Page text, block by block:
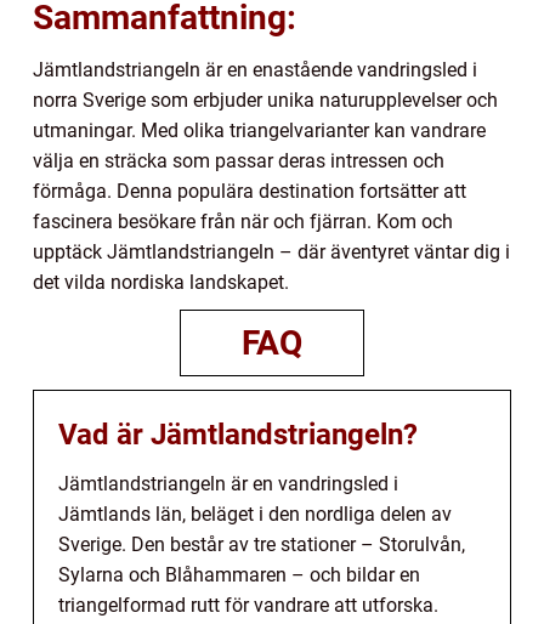
Sammanfattning:
Jämtlandstriangeln är en enastående vandringsled i
norra Sverige som erbjuder unika naturupplevelser och
utmaningar. Med olika triangelvarianter kan vandrare
välja en sträcka som passar deras intressen och
förmåga. Denna populära destination fortsätter att
fascinera besökare från när och fjärran. Kom och
upptäck Jämtlandstriangeln – där äventyret väntar dig i
det vilda nordiska landskapet.
FAQ
Vad är Jämtlandstriangeln?
Jämtlandstriangeln är en vandringsled i
Jämtlands län, beläget i den nordliga delen av
Sverige. Den består av tre stationer – Storulvån,
Sylarna och Blåhammaren – och bildar en
triangelformad rutt för vandrare att utforska.